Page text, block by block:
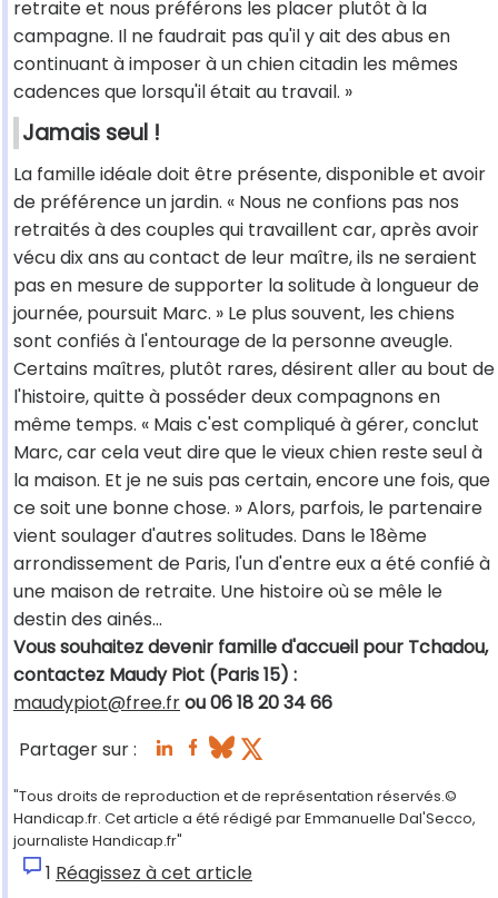
retraite et nous préférons les placer plutôt à la
campagne. Il ne faudrait pas qu'il y ait des abus en
continuant à imposer à un chien citadin les mêmes
cadences que lorsqu'il était au travail. »
Jamais seul !
La famille idéale doit être présente, disponible et avoir
de préférence un jardin. « Nous ne confions pas nos
retraités à des couples qui travaillent car, après avoir
vécu dix ans au contact de leur maître, ils ne seraient
pas en mesure de supporter la solitude à longueur de
journée, poursuit Marc. » Le plus souvent, les chiens
sont confiés à l'entourage de la personne aveugle.
Certains maîtres, plutôt rares, désirent aller au bout de
l'histoire, quitte à posséder deux compagnons en
même temps. « Mais c'est compliqué à gérer, conclut
Marc, car cela veut dire que le vieux chien reste seul à
la maison. Et je ne suis pas certain, encore une fois, que
ce soit une bonne chose. » Alors, parfois, le partenaire
vient soulager d'autres solitudes. Dans le 18ème
arrondissement de Paris, l'un d'entre eux a été confié à
une maison de retraite. Une histoire où se mêle le
destin des ainés...
Vous souhaitez devenir famille d'accueil pour Tchadou,
contactez Maudy Piot (Paris 15) :
maudypiot@free.frou 06 18 20 34 66
Partager sur :
"Tous droits de reproduction et de représentation réservés.©
Handicap.fr. Cet article a été rédigé par Emmanuelle Dal'Secco,
journaliste Handicap.fr"
1 Réagissez à cet article